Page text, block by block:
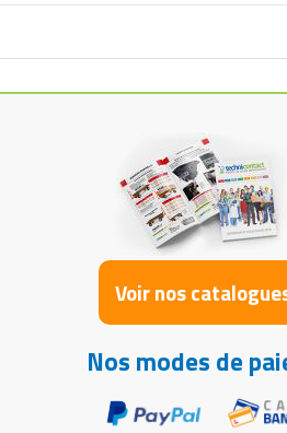
Voir nos
Nos modes de